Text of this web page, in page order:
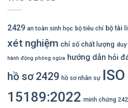
2429 an toàn sinh học bộ tiêu chí bộ tài
xét nghiệm chỉ số chất lượng duy
hành động phòng ngừa hướng dẫn hỏi
hồ sơ 2429 hồ sơ nhân sự
15189:2022 minh chứng